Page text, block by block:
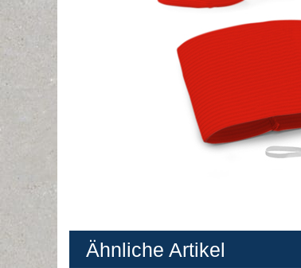
Ähnliche Artikel